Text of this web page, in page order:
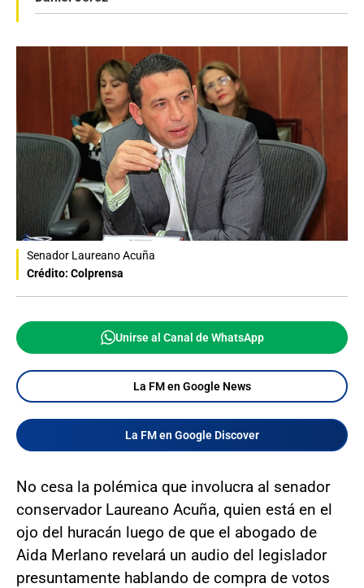
Senador Laureano Acuña
Crédito: Colprensa
Unirse al Canal de WhatsApp
La FM en Google News
La FM en Google Discover
No cesa la polémica que involucra al senador
conservador Laureano Acuña, quien está en el
ojo del huracán luego de que el abogado de
Aida Merlano revelará un audio del legislador
presuntamente hablando de compra de votos